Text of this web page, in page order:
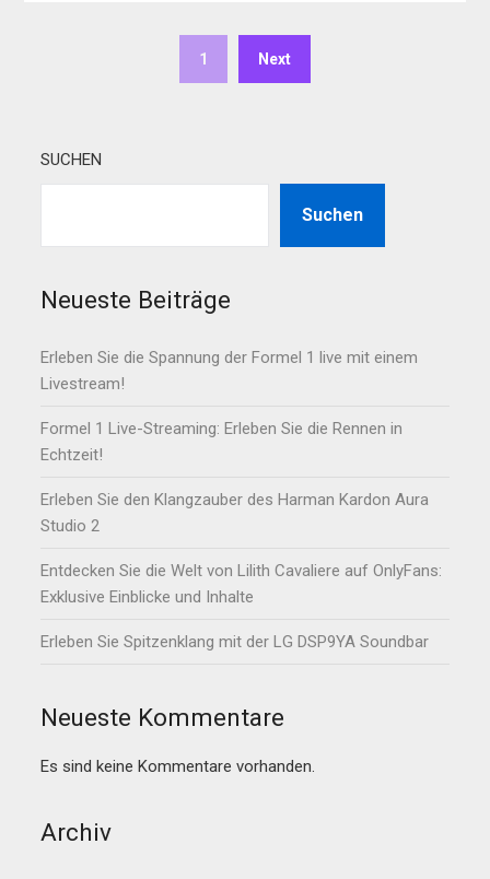
1 Next
SUCHEN
Suchen
Neueste Beiträge
Erleben Sie die Spannung der Formel 1 live mit einem
Livestream!
Formel 1 Live-Streaming: Erleben Sie die Rennen in
Echtzeit!
Erleben Sie den Klangzauber des Harman Kardon Aura
Studio 2
Entdecken Sie die Welt von Lilith Cavaliere auf OnlyFans:
Exklusive Einblicke und Inhalte
Erleben Sie Spitzenklang mit der LG DSP9YA Soundbar
Neueste Kommentare
Es sind keine Kommentare vorhanden.
Archiv